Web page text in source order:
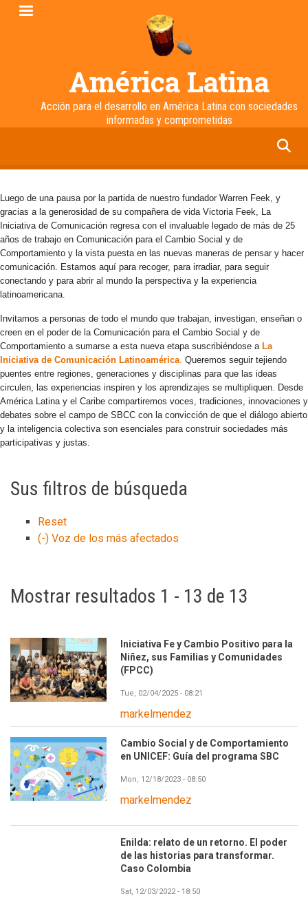
Pasar
América Latina
Acción para el desarrollo en América Latina con sociedades
informadas y comprometidas
Luego de una pausa por la partida de nuestro fundador Warren Feek, y
gracias a la generosidad de su compañera de vida Victoria Feek, La
Iniciativa de Comunicación regresa con el invaluable legado de más de 25
años de trabajo en Comunicación para el Cambio Social y de
Comportamiento y la vista puesta en las nuevas maneras de pensar y hacer
comunicación. Estamos aquí para recoger, para irradiar, para seguir
conectando y para abrir al mundo la perspectiva y la experiencia
latinoamericana.
Invitamos a personas de todo el mundo que trabajan, investigan, enseñan o
creen en el poder de la Comunicación para el Cambio Social y de
Comportamiento a sumarse a esta nueva etapa suscribiéndose a La
Iniciativa de Comunicación Latinoamérica. Queremos seguir tejiendo
puentes entre regiones, generaciones y disciplinas para que las ideas
circulen, las experiencias inspiren y los aprendizajes se multipliquen. Desde
América Latina y el Caribe compartiremos voces, tradiciones, innovaciones y
debates sobre el campo de SBCC con la convicción de que el diálogo abierto
y la inteligencia colectiva son esenciales para construir sociedades más
participativas y justas.
Sus filtros de búsqueda
Reset
(-) Voz de los más afectados
Mostrar resultados 1 - 13 de 13
Iniciativa Fe y Cambio Positivo para la
Niñez, sus Familias y Comunidades
(FPCC)
Tue, 02/04/2025 - 08:21
markelmendez
Cambio Social y de Comportamiento
en UNICEF: Guía del programa SBC
Mon, 12/18/2023 - 08:50
markelmendez
Enilda: relato de un retorno. El poder
de las historias para transformar.
Caso Colombia
Sat, 12/03/2022 - 18:50